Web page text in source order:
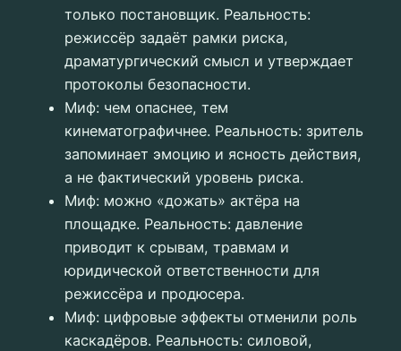
только постановщик. Реальность:
режиссёр задаёт рамки риска,
драматургический смысл и утверждает
протоколы безопасности.
Миф: чем опаснее, тем
кинематографичнее. Реальность: зритель
запоминает эмоцию и ясность действия,
а не фактический уровень риска.
Миф: можно «дожать» актёра на
площадке. Реальность: давление
приводит к срывам, травмам и
юридической ответственности для
режиссёра и продюсера.
Миф: цифровые эффекты отменили роль
каскадёров. Реальность: силовой,